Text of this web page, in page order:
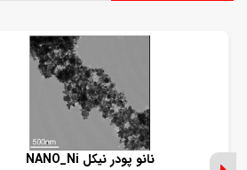
نانو پودر نیکل NANO_Ni